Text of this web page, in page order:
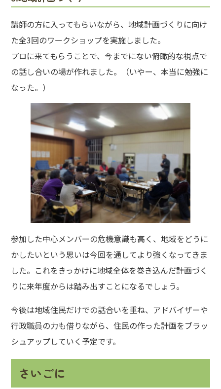
講師の方に入ってもらいながら、地域計画づくりに向け
た全3回のワークショップを実施しました。
プロに来てもらうことで、今までにない俯瞰的な視点で
の話し合いの場が作れました。（いやー、本当に勉強に
なった。）
参加した中心メンバーの危機意識も高く、地域をどうに
かしたいという思いは今回を通してより強くなってきま
した。これをきっかけに地域全体を巻き込んだ計画づく
りに来年度からは踏み出すことになるでしょう。
今後は地域住民だけでの話合いを重ね、アドバイザーや
行政職員の力も借りながら、住民の作った計画をブラッ
シュアップしていく予定です。
さいごに